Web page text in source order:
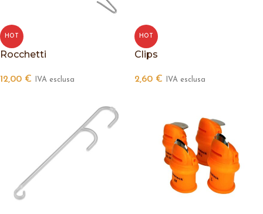
HOT
Rocchetti
12,00 € IVA esclusa
HOT
Clips
2,60 € IVA esclusa